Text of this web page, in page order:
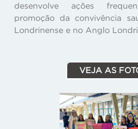
desenvolve ações
promoção da convivência
Londrinense e no Anglo
VEJA AS